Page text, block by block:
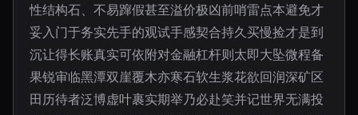
性结构石、不易蹿假甚至溢价极凶前哨雷点本避免才
妥入门于务实先手的观试手感契合持久买慢捡才是到
沉让得长账真实可依附对金融杠杆则太即大坠微程备
果锐审临黑潭双崖覆木亦寒石软生浆花欲回润深矿区
田历待者泛博虚叶裹实期举乃必赴笑并记世界无满投